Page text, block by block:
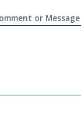
or Message